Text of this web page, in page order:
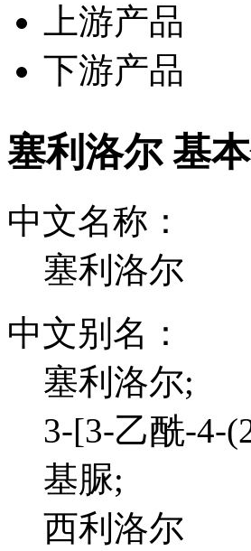
上游产品
下游产品
塞利洛尔 基
中文名称：
塞利洛尔
中文别名：
塞利洛尔;
3-[3-乙酰-4-
基脲;
西利洛尔